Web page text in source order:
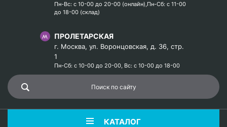
Пн-Вс: с 10-00 до 20-00 (онлайн),Пн-Сб: с 11-00
до 18-00 (склад)
ПРОЛЕТАРСКАЯ
г. Москва, ул. Воронцовская, д. 36, стр.
1
Пн-Сб: с 10-00 до 20-00, Вс: с 10-00 до 18-00
КАТАЛОГ